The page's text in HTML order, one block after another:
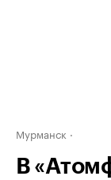
Мурманск
В